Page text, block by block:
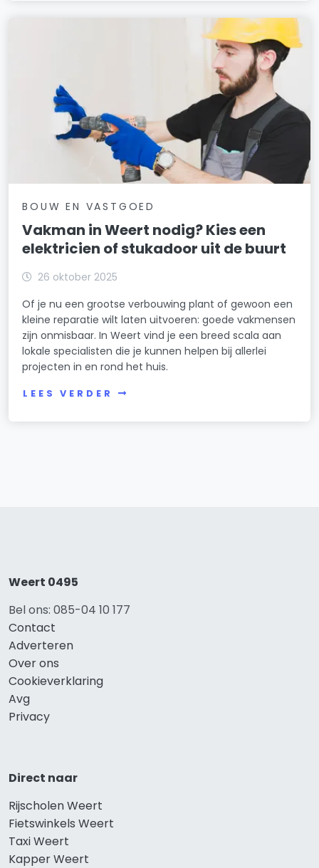
BOUW EN VASTGOED
Vakman in Weert nodig? Kies een
elektricien of stukadoor uit de buurt
26 oktober 2025
Of je nu een grootse verbouwing plant of gewoon een
kleine reparatie wilt laten uitvoeren: goede vakmensen
zijn onmisbaar. In Weert vind je een breed scala aan
lokale specialisten die je kunnen helpen bij allerlei
projecten in en rond het huis.
LEES VERDER
Weert 0495
Bel ons: 085-04 10 177
Contact
Adverteren
Over ons
Cookieverklaring
Avg
Privacy
Direct naar
Rijscholen Weert
Fietswinkels Weert
Taxi Weert
Kapper Weert